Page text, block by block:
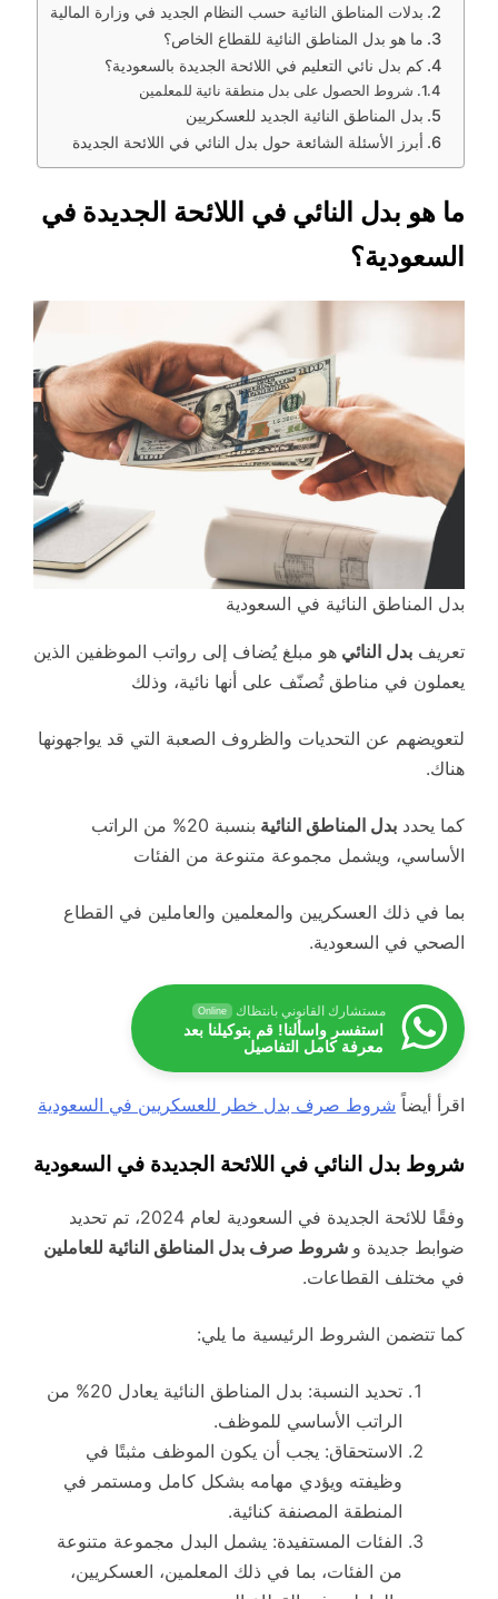
بدلات المناطق النائية حسب النظام الجديد في وزارة المالية
ما هو بدل المناطق النائية للقطاع الخاص؟
كم بدل نائي التعليم في اللائحة الجديدة بالسعودية؟
شروط الحصول على بدل منطقة نائية للمعلمين
بدل المناطق النائية الجديد للعسكريين
أبرز الأسئلة الشائعة حول بدل النائي في اللائحة الجديدة
ما هو بدل النائي في اللائحة الجديدة في
السعودية؟
بدل المناطق النائية في السعودية
تعريف بدل النائي هو مبلغ يُضاف إلى رواتب الموظفين الذين
يعملون في مناطق تُصنّف على أنها نائية، وذلك
لتعويضهم عن التحديات والظروف الصعبة التي قد يواجهونها
هناك.
كما يحدد بدل المناطق النائية
بنسبة 20% من الراتب
الأساسي، ويشمل مجموعة متنوعة من الفئات
بما في ذلك العسكريين والمعلمين والعاملين في القطاع
الصحي في السعودية.
مستشارك القانوني بانتظاك Online
استفسر واسألنا! قم بتوكيلنا بعد
معرفة كامل التفاصيل
اقرأ أيضاً شروط صرف بدل خطر للعسكريين في السعودية
شروط بدل النائي في اللائحة الجديدة في السعودية
وفقًا للائحة الجديدة في السعودية لعام 2024، تم تحديد
ضوابط جديدة و شروط صرف بدل المناطق النائية للعاملين
في مختلف القطاعات.
كما تتضمن الشروط الرئيسية ما يلي:
تحديد النسبة: بدل المناطق النائية يعادل 20% من
الراتب الأساسي للموظف.
الاستحقاق: يجب أن يكون الموظف مثبتًا في
وظيفته ويؤدي مهامه بشكل كامل ومستمر في
المنطقة المصنفة كنائية.
الفئات المستفيدة: يشمل البدل مجموعة متنوعة
من الفئات، بما في ذلك المعلمين، العسكريين،